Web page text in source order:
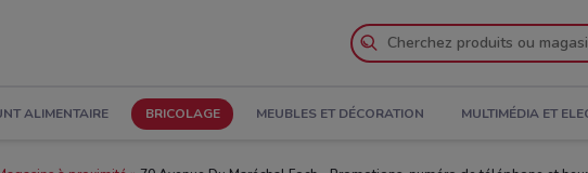
ALIMENTAIRE BRICOLAGE MEUBLES ET DÉCORATION MULTIMÉDIA ET